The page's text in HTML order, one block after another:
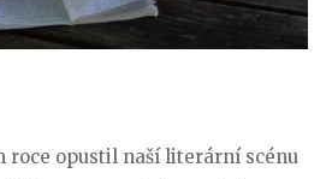
roce opustil naší literární scénu